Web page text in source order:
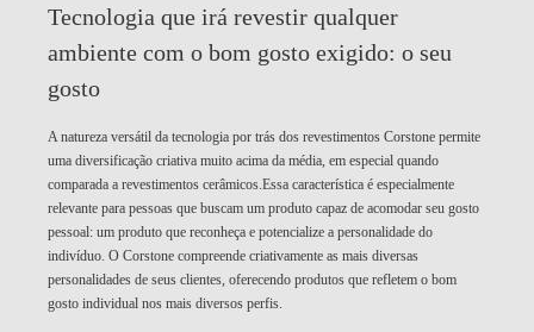
Tecnologia que irá revestir qualquer
ambiente com o bom gosto exigido: o seu
gosto
A natureza versátil da tecnologia por trás dos revestimentos Corstone permite
uma diversificação criativa muito acima da média, em especial quando
comparada a revestimentos cerâmicos.Essa característica é especialmente
relevante para pessoas que buscam um produto capaz de acomodar seu gosto
pessoal: um produto que reconheça e potencialize a personalidade do
indivíduo. O Corstone compreende criativamente as mais diversas
personalidades de seus clientes, oferecendo produtos que refletem o bom
gosto individual nos mais diversos perfis.